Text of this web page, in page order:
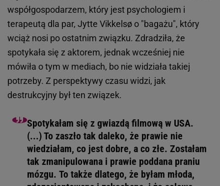
współgospodarzem, który jest psychologiem i
terapeutą dla par, Jytte Vikkelsø o "bagażu", który
wciąż nosi po ostatnim związku. Zdradziła, że
spotykała się z aktorem, jednak wcześniej nie
mówiła o tym w mediach, bo nie widziała takiej
potrzeby. Z perspektywy czasu widzi, jak
destrukcyjny był ten związek.
Spotykałam się z gwiazdą filmową w USA.
(...) To zaszło tak daleko, że prawie nie
wiedziałam, co jest dobre, a co złe. Zostałam
tak zmanipulowana i prawie poddana praniu
mózgu. To także dlatego, że byłam młoda,